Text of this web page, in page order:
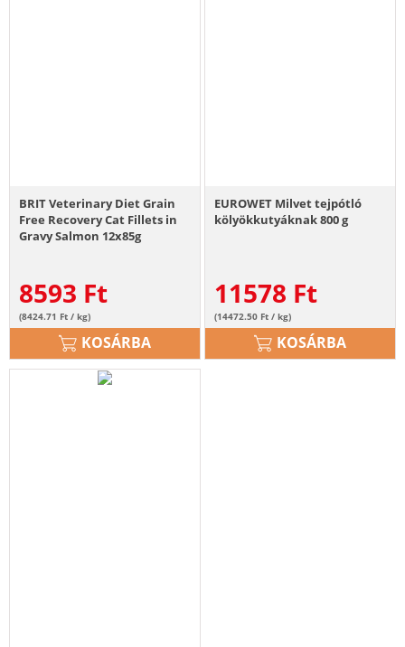
BRIT Veterinary Diet Grain
Free Recovery Cat Fillets in
Gravy Salmon 12x85g
8593 Ft
(8424.71 Ft / kg)
KOSÁRBA
EUROWET Milvet tejpótló
kölyökkutyáknak 800 g
11578 Ft
(14472.50 Ft / kg)
KOSÁRBA